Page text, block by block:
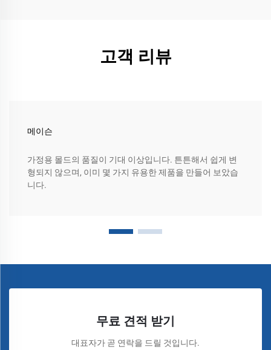
고객 리뷰
메이슨
가정용 몰드의 품질이 기대 이상입니다. 튼튼해서 쉽게 변
형되지 않으며, 이미 몇 가지 유용한 제품을 만들어 보았습
니다.
무료 견적 받기
대표자가 곧 연락을 드릴 것입니다.